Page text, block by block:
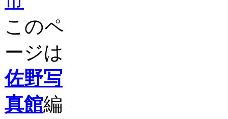
このペ
ージは
佐野写
真館編